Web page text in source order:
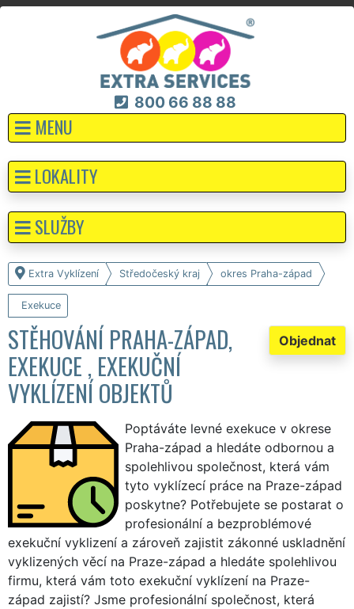
800 66 88 88
MENU
Extra Vyklízení Středočeský kraj okres Praha-západ
Exekuce
Objednat
STĚHOVÁNÍ PRAHA-ZÁPAD,
EXEKUCE , EXEKUČNÍ
VYKLÍZENÍ OBJEKTŮ
Poptáváte levné exekuce v okrese
Praha-západ a hledáte odbornou a
spolehlivou společnost, která vám
tyto vyklízecí práce na Praze-západ
poskytne? Potřebujete se postarat o
profesionální a bezproblémové
exekuční vyklizení a zároveň zajistit zákonné uskladnění
vyklizených věcí na Praze-západ a hledáte spolehlivou
firmu, která vám toto exekuční vyklízení na Praze-
západ zajistí? Jsme profesionální společnost, která
LOKALITY
SLUŽBY